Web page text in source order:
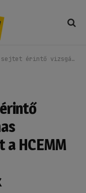
bővült a HCEMM SZBK-ban működő műszerközpontjának eszközparkja
HCEMM